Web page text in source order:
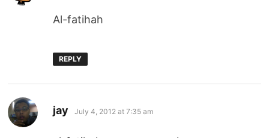
Al-fatihah
REPLY
jay says:
July 4, 2012 at 7:35 am